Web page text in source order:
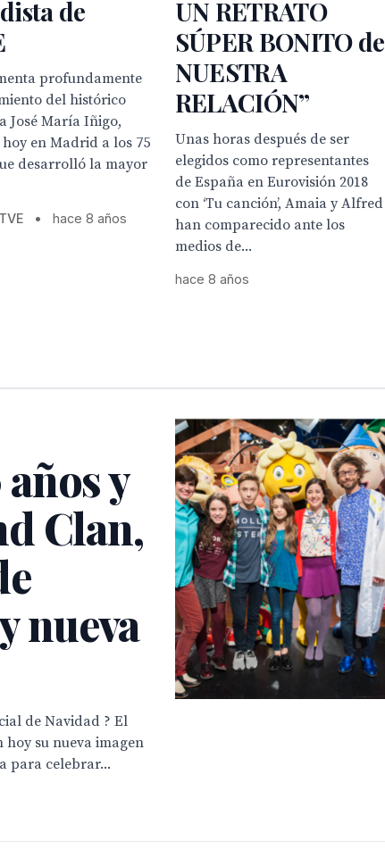
de
profundamente
del histórico
José María Iñigo,
en Madrid a los 75
desarrolló la mayor
• hace 8 años
UN RETRATO
SÚPER BONITO de
NUESTRA
RELACIÓN”
Unas horas después de ser
elegidos como representantes
de España en Eurovisión 2018
con ‘Tu canción’, Amaia y Alfred
han comparecido ante los
medios de...
hace 8 años
y
Clan,
nueva
de Navidad ? El
su nueva imagen
para celebrar...